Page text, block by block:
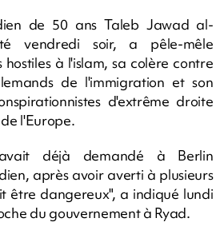
de 50 ans Taleb Jawad al-
vendredi soir, a pêle-mêle
à l'islam, sa colère contre
de l'immigration et son
d'extrême droite
l'Europe.
déjà demandé à Berlin
après avoir averti à plusieurs
être dangereux", a indiqué lundi
du gouvernement à Ryad.